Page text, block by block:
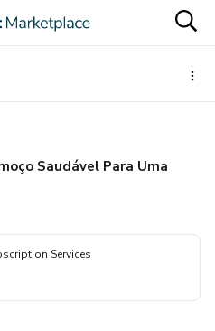
Saudável Para Uma
Services